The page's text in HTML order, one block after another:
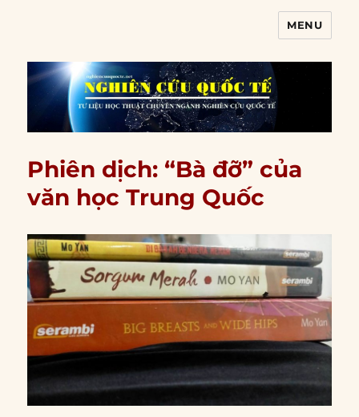
MENU
Phiên dịch: “Bà đỡ” của
văn học Trung Quốc